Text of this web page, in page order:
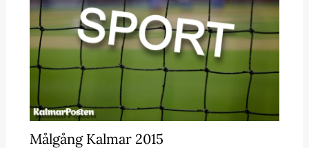
Målgång Kalmar 2015